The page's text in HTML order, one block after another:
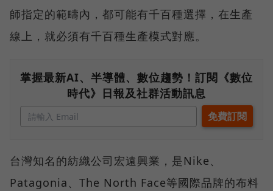
師指定的範疇內，都可能有千百種選擇，在生產
線上，就必須有千百種生產模式對應。
掌握最新AI、半導體、數位趨勢！訂閱《數位
時代》日報及社群活動訊息
台灣知名的紡織公司宏遠興業，是Nike、
Patagonia、The North Face等國際品牌的布料